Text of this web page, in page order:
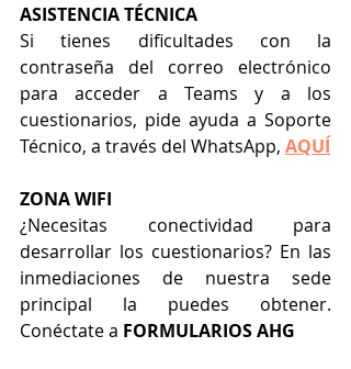
ASISTENCIA TÉCNICA
Si tienes dificultades con la
contraseña del correo electrónico
para acceder a Teams y a los
cuestionarios, pide ayuda a Soporte
Técnico, a través del WhatsApp, AQUÍ
ZONA WIFI
¿Necesitas conectividad para
desarrollar los cuestionarios? En las
inmediaciones de nuestra sede
principal la puedes obtener.
Conéctate a FORMULARIOS AHG